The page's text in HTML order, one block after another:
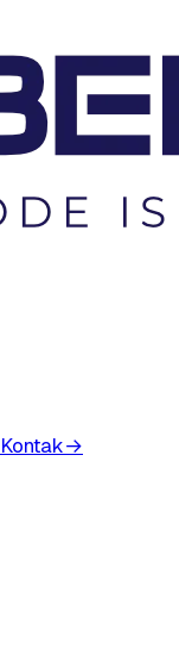
Kontak→